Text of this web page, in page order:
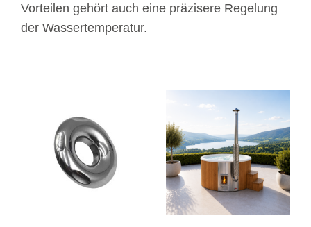
Vorteilen gehört auch eine präzisere Regelung
der Wassertemperatur.